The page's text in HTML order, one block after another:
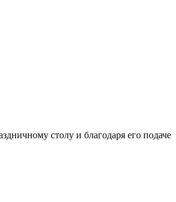
столу и благодаря его подаче